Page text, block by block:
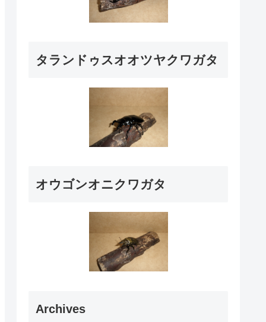
タランドゥスオオツヤクワガタ
オウゴンオニクワガタ
Archives